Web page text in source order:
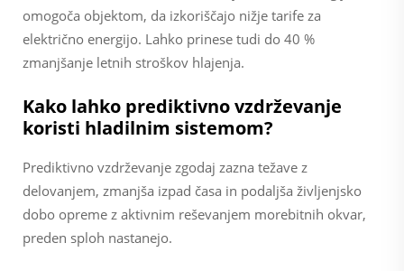
omogoča objektom, da izkoriščajo nižje tarife za
električno energijo. Lahko prinese tudi do 40 %
zmanjšanje letnih stroškov hlajenja.
Kako lahko prediktivno vzdrževanje
koristi hladilnim sistemom?
Prediktivno vzdrževanje zgodaj zazna težave z
delovanjem, zmanjša izpad časa in podaljša življenjsko
dobo opreme z aktivnim reševanjem morebitnih okvar,
preden sploh nastanejo.